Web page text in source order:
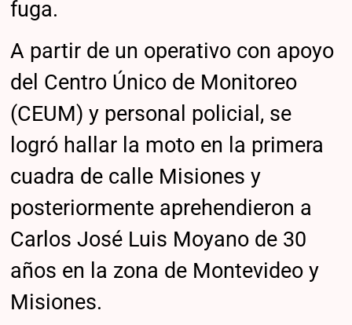
fuga.
A partir de un operativo con apoyo
del Centro Único de Monitoreo
(CEUM) y personal policial, se
logró hallar la moto en la primera
cuadra de calle Misiones y
posteriormente aprehendieron a
Carlos José Luis Moyano de 30
años en la zona de Montevideo y
Misiones.